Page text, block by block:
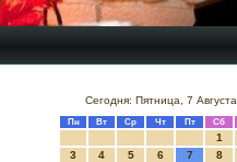
Сегодня: Пятница, 7 Августа
Пн Вт Ср Чт Пт Сб
1
3
4 5 6 7 8